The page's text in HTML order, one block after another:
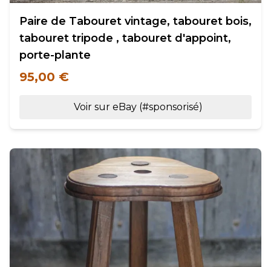
Paire de Tabouret vintage, tabouret bois,
tabouret tripode , tabouret d'appoint,
porte-plante
95,00 €
Voir sur eBay (#sponsorisé)